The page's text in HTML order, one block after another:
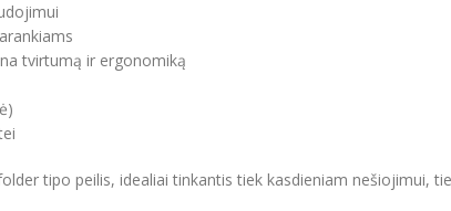
tvirtumą ir ergonomiką
tipo peilis, idealiai tinkantis tiek kasdieniam nešiojimui,